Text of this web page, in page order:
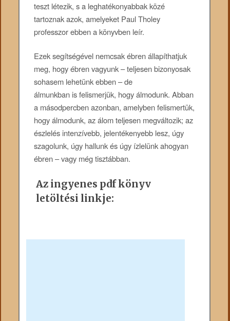
teszt létezik, s a leghatékonyabbak közé
tartoznak azok, amelyeket Paul Tholey
professzor ebben a könyvben leír.
Ezek segítségével nemcsak ébren állapíthatjuk
meg, hogy ébren vagyunk – teljesen bizonyosak
sohasem lehetünk ebben – de
álmunkban is felismerjük, hogy álmodunk. Abban
a másodpercben azonban, amelyben felismertük,
hogy álmodunk, az álom teljesen megváltozik; az
észlelés intenzívebb, jelentékenyebb lesz, úgy
szagolunk, úgy hallunk és úgy ízlelünk ahogyan
ébren – vagy még tisztábban.
Az ingyenes pdf könyv
letöltési linkje: